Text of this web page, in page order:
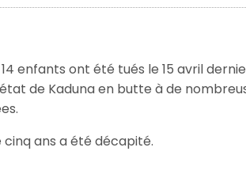
enfants ont été tués le 15 avril
de Kaduna en butte à de
ans a été décapité.